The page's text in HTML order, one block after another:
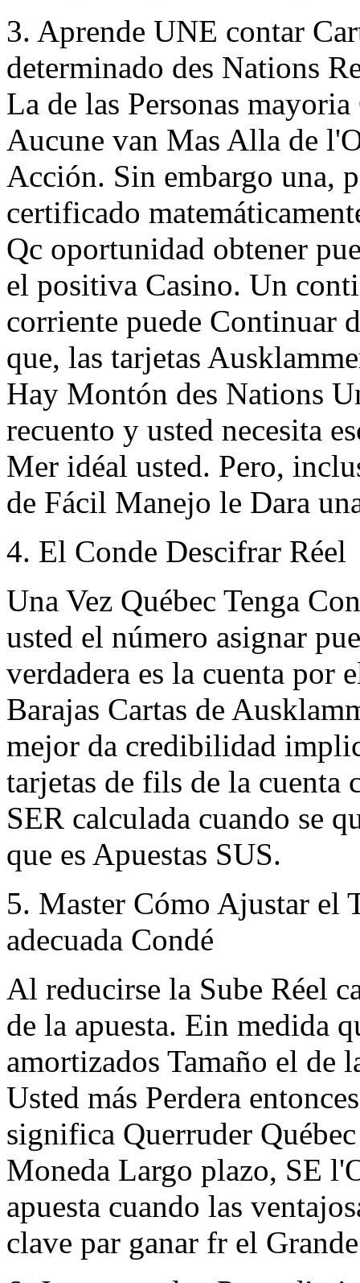
3. Aprende UNE contar
determinado des Nations
La de las Personas
Aucune van Mas Alla de
Acción. Sin embargo una,
certificado
Qc oportunidad obtener
el positiva Casino. Un
corriente puede Continuar
que, las tarjetas
Hay Montón des Nations
recuento y usted necesita
Mer idéal usted. Pero,
de Fácil Manejo le Dara
4. El Conde Descifrar Réel
Una Vez Québec Tenga
usted el número asignar
verdadera es la cuenta por
Barajas Cartas de
mejor da credibilidad
tarjetas de fils de la cuenta
SER calculada cuando se
que es Apuestas SUS.
5. Master Cómo Ajustar el
adecuada Condé
Al reducirse la Sube Réel
de la apuesta. Ein medida
amortizados Tamaño el de
Usted más Perdera
significa Querruder
Moneda Largo plazo, SE
apuesta cuando las
clave par ganar fr el